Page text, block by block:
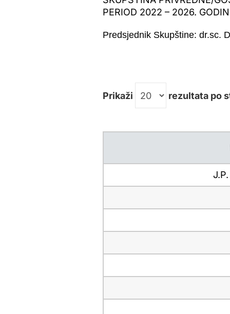
PERIOD 2022 – 2026.
Predsjednik Skupštine: dr.sc.
Prikaži rezultata po